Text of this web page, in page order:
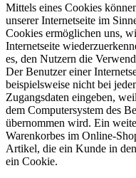
Mittels eines Cookies
unserer Internetseite im
Cookies ermöglichen uns,
Internetseite
es, den Nutzern die
Der Benutzer einer
beispielsweise nicht bei
Zugangsdaten eingeben,
dem Computersystem des
übernommen wird. Ein
Warenkorbes im Online-
Artikel, die ein Kunde in
ein Cookie.